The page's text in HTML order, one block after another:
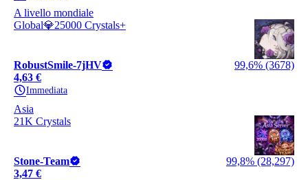
A livello mondiale
Global💎25000 Crystals+
RobustSmile-7jHV
99,6% (3678)
4,63 €
Immediata
Asia
21K Crystals
Stone-Team
99,8% (28,297)
3,47 €